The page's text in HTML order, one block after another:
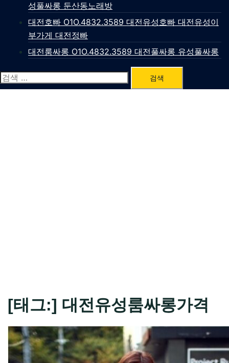
성풀싸롱 둔산동노래방
대전호빠 O1O.4832.3589 대전유성호빠 대전유성이
부가게 대전정빠
대전룸싸롱 O1O.4832.3589 대전풀싸롱 유성풀싸롱
검
색:
[태그:] 대전유성룸싸롱가격